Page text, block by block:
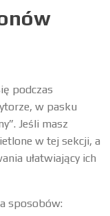
podczas
w pasku
Jeśli masz
w tej sekcji, a
ułatwiający ich
sposobów: